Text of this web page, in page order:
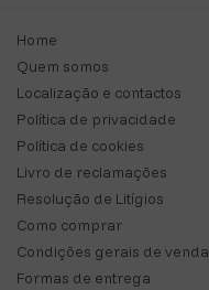
Home
Quem somos
Localização e contactos
Política de privacidade
Política de cookies
Livro de reclamações
Resolução de Litígios
Como comprar
Condições gerais de venda
Formas de entrega